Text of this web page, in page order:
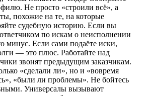
Не просто «строили всё», а
похожие на те, на которые
судебную историю. Если вы
по искам о неисполнении
минус. Если сами подаёте иски,
— это плюс. Работайте над
звонят предыдущим заказчикам.
«сделали ли», но и «вовремя
«были ли проблемы». Не бойтесь
Универсалы вызывают